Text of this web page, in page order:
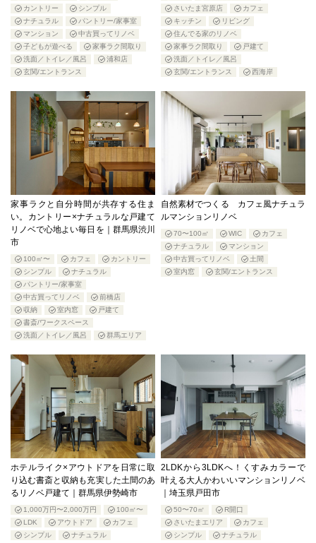
カントリー
シンプル
ナチュラル
パントリー/家事室
マンション
中古買ってリノベ
子どもが遊べる
家事ラク間取り
洗面／トイレ／風呂
浦和店
玄関/エントランス
さいたま宮原店
カフェ
キッチン
リビング
住んでる家のリノベ
家事ラク間取り
戸建て
洗面／トイレ／風呂
玄関/エントランス
西海岸
家事ラクと自分時間が共存する住ま
い。カントリー×ナチュラルな戸建て
リノベで心地よい毎日を｜群馬県渋川
市
100㎡〜 カフェ
カントリー
シンプル
ナチュラル
パントリー/家事室
中古買ってリノベ
前橋店
収納
室内窓
戸建て
書斎/ワークスペース
洗面／トイレ／風呂
群馬エリア
自然素材でつくる カフェ風ナチュラ
ルマンションリノベ
70〜100㎡ WIC
カフェ
ナチュラル
マンション
中古買ってリノベ
土間
室内窓
玄関/エントランス
ホテルライク×アウトドアを日常に取
り込む書斎と収納も充実した土間のあ
るリノベ戸建て｜群馬県伊勢崎市
1,000万円〜2,000万円
100㎡〜
LDK
アウトドア
カフェ
シンプル
ナチュラル
2LDKから3LDKへ！くすみカラーで
叶える大人かわいいマンションリノベ
｜埼玉県戸田市
50〜70㎡
R開口
さいたまエリア
カフェ
シンプル
ナチュラル